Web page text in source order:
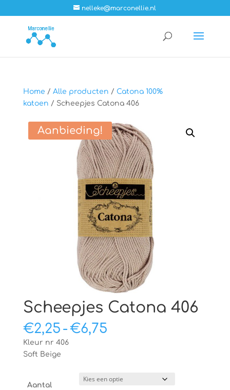
nelleke@marconellie.nl
Home / Alle producten / Catona 100%
katoen / Scheepjes Catona 406
Aanbieding!
Scheepjes Catona 406
€2,25 -€6,75Prijsklasse:
Kleur nr 406
Soft Beige
Aantal